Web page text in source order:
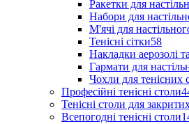
Ракетки для
Набори для
М'ячі для
Тенісні сітки58
Накладки аерозолі
Гармати для
Чохли для тенісних
Професійні тенісні столи
Тенісні столи для
Всепогодні тенісні столи